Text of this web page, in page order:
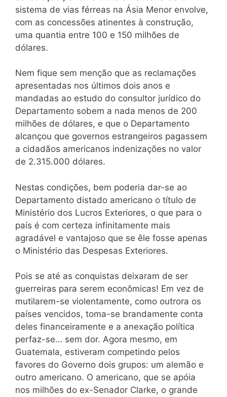
sistema de vias férreas na Ásia Menor envolve,
com as concessões atinentes à construção,
uma quantia entre 100 e 150 milhões de
dólares.
Nem fique sem menção que as reclamações
apresentadas nos últimos dois anos e
mandadas ao estudo do consultor jurídico do
Departamento sobem a nada menos de 200
milhões de dólares, e que o Departamento
alcançou que governos estrangeiros pagassem
a cidadãos americanos indenizações no valor
de 2.315.000 dólares.
Nestas condições, bem poderia dar-se ao
Departamento distado americano o título de
Ministério dos Lucros Exteriores, o que para o
país é com certeza infinitamente mais
agradável e vantajoso que se êle fosse apenas
o Ministério das Despesas Exteriores.
Pois se até as conquistas deixaram de ser
guerreiras para serem econômicas! Em vez de
mutilarem-se violentamente, como outrora os
países vencidos, toma-se brandamente conta
deles financeiramente e a anexação política
perfaz-se… sem dor. Agora mesmo, em
Guatemala, estiveram competindo pelos
favores do Governo dois grupos: um alemão e
outro americano. O americano, que se apóia
nos milhões do ex-Senador Clarke, o grande